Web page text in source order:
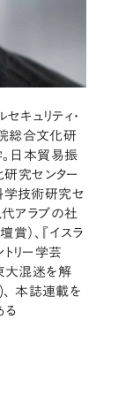
キュリティ・
総合文化研
日本貿易振
究センター
学技術研究セ
代アラブの社
）、『イスラ
リー学芸
東大混迷を解
本誌連載を
る